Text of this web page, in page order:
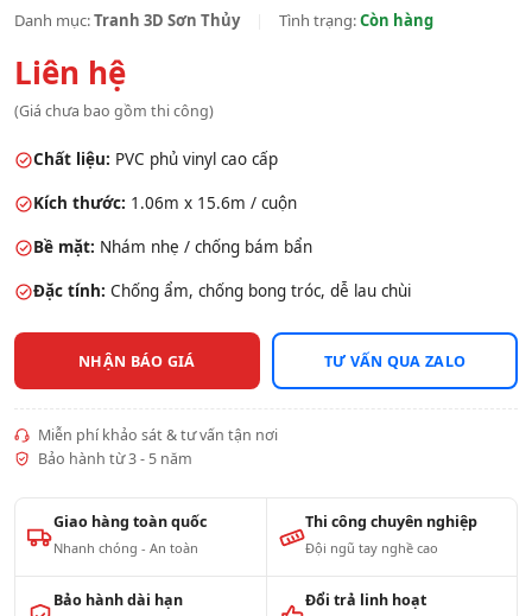
Danh mục:Tranh 3D Sơn Thủy Tình trạng:Còn hàng
Liên hệ
(Giá chưa bao gồm thi công)
Chất liệu: PVC phủ vinyl cao cấp
Kích thước: 1.06m x 15.6m / cuộn
Bề mặt: Nhám nhẹ / chống bám bẩn
Đặc tính: Chống ẩm, chống bong tróc, dễ lau chùi
NHẬN BÁO GIÁ TƯ VẤN QUA ZALO
Miễn phí khảo sát & tư vấn tận nơi
Bảo hành từ 3 - 5 năm
Giao hàng toàn quốc
Nhanh chóng - An toàn
Thi công chuyên nghiệp
Đội ngũ tay nghề cao
Bảo hành dài hạn Đổi trả linh hoạt